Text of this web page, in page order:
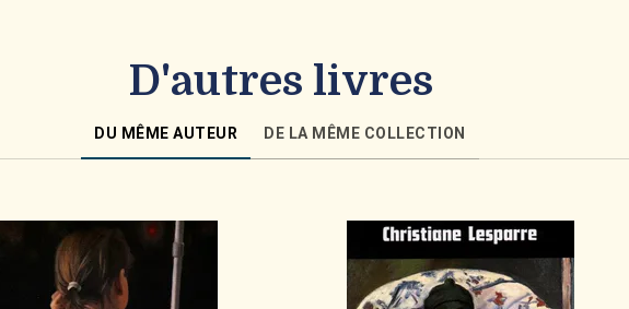
D'autres livres
DU MÊME AUTEUR DE LA MÊME COLLECTION